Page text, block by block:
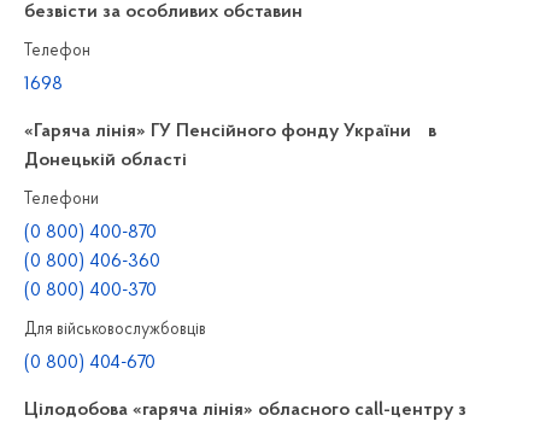
безвісти за особливих обставин
Телефон
1698
«Гаряча лінія» ГУ Пенсійного фонду України в
Донецькій області
Телефони
(0 800) 400-870
(0 800) 406-360
(0 800) 400-370
Для військовослужбовців
(0 800) 404-670
Цілодобова «гаряча лінія» обласного call-центру з